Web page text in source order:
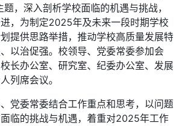
，深入剖析学校面临的机遇与挑战，
，为制定2025年及未来一段时期学校
提供思路举措，推动学校高质量发展特
以治促强。校领导、党委常委参加会
长办公室、研究室、纪委办公室、发展
列席会议。
委常委结合工作重点和思考，以问题
临的挑战与机遇，着重对2025年工作